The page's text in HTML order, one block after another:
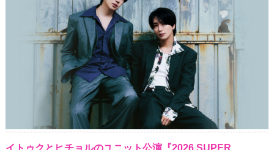
イトゥクとヒチョルのユニット公演『2026 SUPER